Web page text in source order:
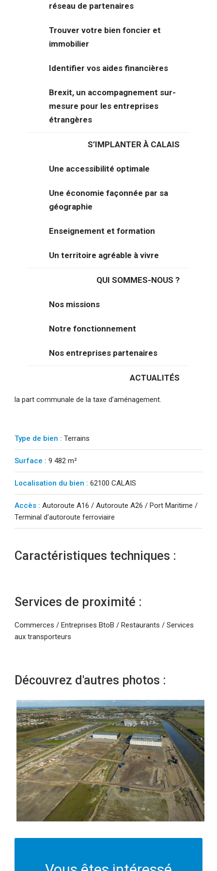
réseau de partenaires
Trouver votre bien foncier et
immobilier
Identifier vos aides financières
Brexit, un accompagnement sur-
mesure pour les entreprises
étrangères
S’IMPLANTER À CALAIS
Une accessibilité optimale
Une économie façonnée par sa
géographie
Enseignement et formation
Un territoire agréable à vivre
QUI SOMMES-NOUS ?
Nos missions
Notre fonctionnement
Nos entreprises partenaires
ACTUALITÉS
A16/A26, ce foncier de 9 482 m² à vocation industrielle ou
logistique constitue l’un des derniers lots d’une zone
commercialisation.
vous profiterez d’infrastructures logistiques de premier
seulement de la zone industrialo-portuaire de Dunkerque et
l’ensemble des voiries et raccordements prêts. La hauteur
techniques type antennes ou silos.
La ZAC de la Turquerie étant sous maîtrise foncière
la part communale de la taxe d’aménagement.
Type de bien : Terrains
Surface : 9 482 m²
Localisation du bien : 62100 CALAIS
Accès : Autoroute A16 / Autoroute A26 / Port Maritime /
Terminal d'autoroute ferroviaire
Caractéristiques techniques :
Services de proximité :
Commerces / Entreprises BtoB / Restaurants / Services
aux transporteurs
Découvrez d'autres photos :